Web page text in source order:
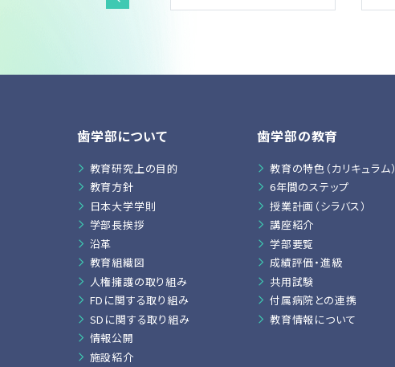
歯学部について
教育研究上の目的
教育方針
日本大学学則
学部長挨拶
沿革
教育組織図
人権擁護の取り組み
FDに関する取り組み
SDに関する取り組み
情報公開
施設紹介
⻭学部の教育
教育の特色（カリキュラム）
6年間のステップ
授業計画（シラバス）
講座紹介
学部要覧
成績評価・進級
共用試験
付属病院との連携
教育情報について